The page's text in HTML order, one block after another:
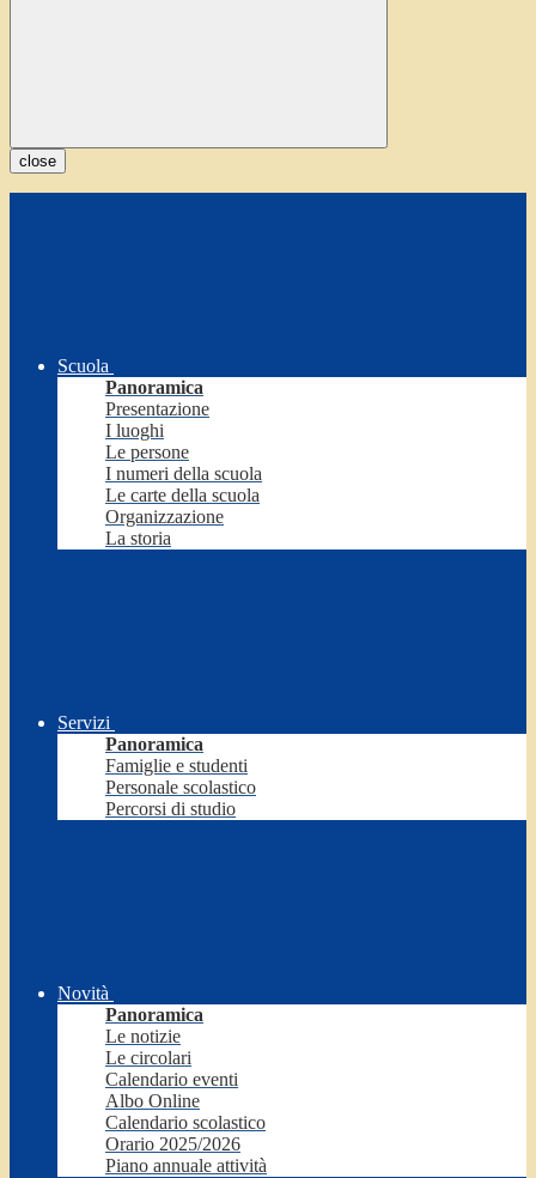
close
Scuola
Panoramica
Presentazione
I luoghi
Le persone
I numeri della scuola
Le carte della scuola
Organizzazione
La storia
Servizi
Panoramica
Famiglie e studenti
Personale scolastico
Percorsi di studio
Novità
Panoramica
Le notizie
Le circolari
Calendario eventi
Albo Online
Calendario scolastico
Orario 2025/2026
Piano annuale attività